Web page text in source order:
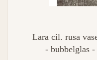
Lara cil. rusa
- bubbelglas